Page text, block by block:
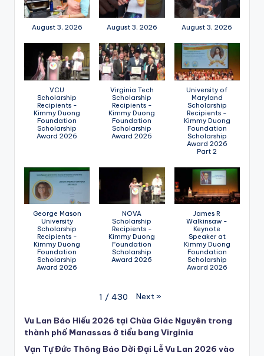
August 3, 2026 August 3, 2026 August 3, 2026
VCU
Scholarship
Recipients -
Kimmy Duong
Foundation
Scholarship
Award 2026
Virginia Tech
Scholarship
Recipients -
Kimmy Duong
Foundation
Scholarship
Award 2026
University of
Maryland
Scholarship
Recipients -
Kimmy Duong
Foundation
Scholarship
Award 2026
Part 2
George Mason
University
Scholarship
Recipients -
Kimmy Duong
Foundation
Scholarship
Award 2026
NOVA
Scholarship
Recipients -
Kimmy Duong
Foundation
Scholarship
Award 2026
James R
Walkinsaw -
Keynote
Speaker at
Kimmy Duong
Foundation
Scholarship
Award 2026
1 / 430 Next »
Vu Lan Báo Hiếu 2026 tại Chùa Giác Nguyên trong
thành phố Manassas ở tiểu bang Virginia
Vạn Tự Đức Thông Báo Dời Đại Lễ Vu Lan 2026 vào